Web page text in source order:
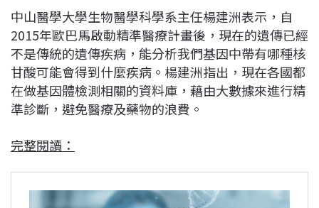
中山醫學大學生物醫學科學系主任楊建洲表示，自
2015年歐巴馬啟動精準醫療計畫後，現在的遺傳已經
不是傳統的遺傳疾病，能分析我們基因中帶有哪種核
甘酸可能會得到什麼疾病。楊建洲指出，現在各國都
在做基因體檢測相關的資料庫，藉由大數據來進行精
準診斷，避免醫療及藥物的浪費。
完整閱讀：